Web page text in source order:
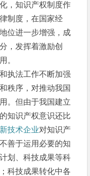
，知识产权制度作
制度，在国家经
位进一步增强，成
，发挥着激励创
。
执法工作不断加强
秩序，对推动我国
。但由于我国建立
知识产权意识还比
技术企业对知识产
善于运用必要的知
划、科技成果等科
科技成果转化中各